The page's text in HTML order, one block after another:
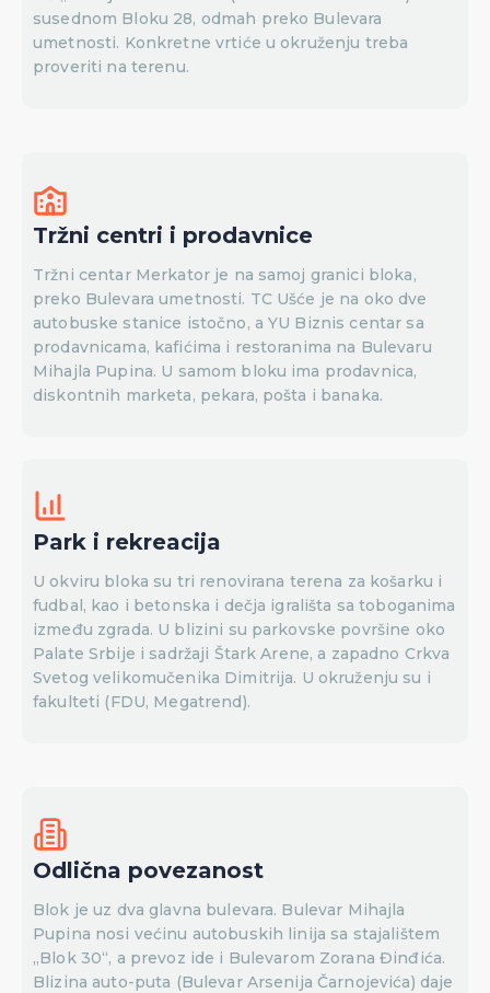
susednom Bloku 28, odmah preko Bulevara
umetnosti. Konkretne vrtiće u okruženju treba
proveriti na terenu.
Tržni centri i prodavnice
Tržni centar Merkator je na samoj granici bloka,
preko Bulevara umetnosti. TC Ušće je na oko dve
autobuske stanice istočno, a YU Biznis centar sa
prodavnicama, kafićima i restoranima na Bulevaru
Mihajla Pupina. U samom bloku ima prodavnica,
diskontnih marketa, pekara, pošta i banaka.
Park i rekreacija
U okviru bloka su tri renovirana terena za košarku i
fudbal, kao i betonska i dečja igrališta sa toboganima
između zgrada. U blizini su parkovske površine oko
Palate Srbije i sadržaji Štark Arene, a zapadno Crkva
Svetog velikomučenika Dimitrija. U okruženju su i
fakulteti (FDU, Megatrend).
Odlična povezanost
Blok je uz dva glavna bulevara. Bulevar Mihajla
Pupina nosi većinu autobuskih linija sa stajalištem
„Blok 30“, a prevoz ide i Bulevarom Zorana Đinđića.
Blizina auto-puta (Bulevar Arsenija Čarnojevića) daje